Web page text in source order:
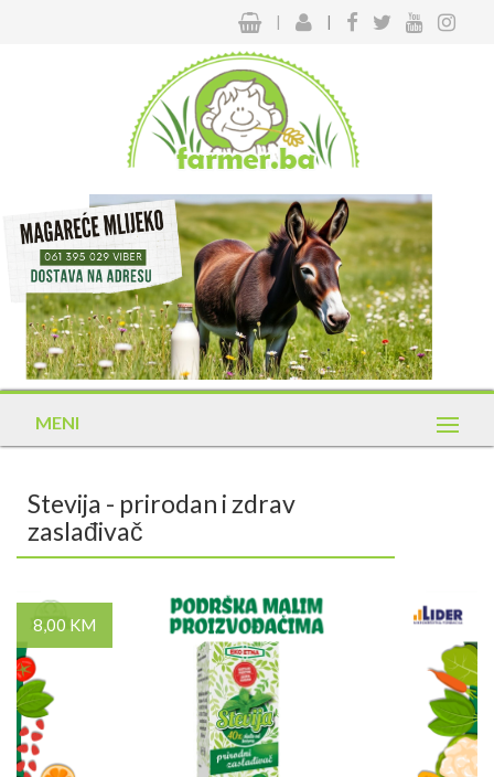
| |
MENI
Stevija - prirodan i zdrav
zaslađivač
8,00 KM